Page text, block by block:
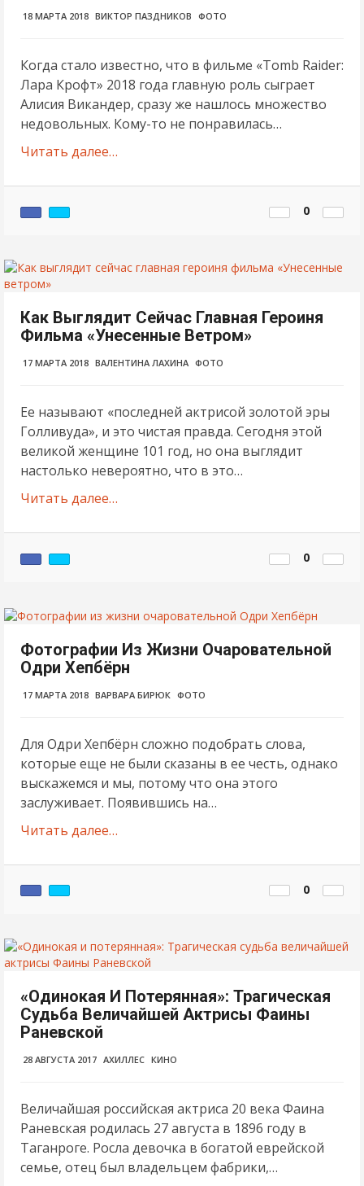
18 МАРТА 2018 ВИКТОР ПАЗДНИКОВ ФОТО
Когда стало известно, что в фильме «Tomb Raider:
Лара Крофт» 2018 года главную роль сыграет
Алисия Викандер, сразу же нашлось множество
недовольных. Кому-то не понравилась…
Читать далее…
0
Как Выглядит Сейчас Главная Героиня
Фильма «Унесенные Ветром»
17 МАРТА 2018 ВАЛЕНТИНА ЛАХИНА ФОТО
Ее называют «последней актрисой золотой эры
Голливуда», и это чистая правда. Сегодня этой
великой женщине 101 год, но она выглядит
настолько невероятно, что в это…
Читать далее…
0
Фотографии Из Жизни Очаровательной
Одри Хепбёрн
17 МАРТА 2018 ВАРВАРА БИРЮК ФОТО
Для Одри Хепбёрн сложно подобрать слова,
которые еще не были сказаны в ее честь, однако
выскажемся и мы, потому что она этого
заслуживает. Появившись на…
Читать далее…
0
«Одинокая И Потерянная»: Трагическая
Судьба Величайшей Актрисы Фаины
Раневской
28 АВГУСТА 2017 АХИЛЛЕС КИНО
Величайшая российская актриса 20 века Фаина
Раневская родилась 27 августа в 1896 году в
Таганроге. Росла девочка в богатой еврейской
семье, отец был владельцем фабрики,…